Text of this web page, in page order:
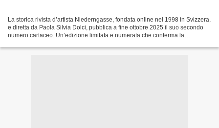
La storica rivista d’artista Niederngasse, fondata online nel 1998 in Svizzera,
e diretta da Paola Silvia Dolci, pubblica a fine ottobre 2025 il suo secondo
numero cartaceo. Un’edizione limitata e numerata che conferma la